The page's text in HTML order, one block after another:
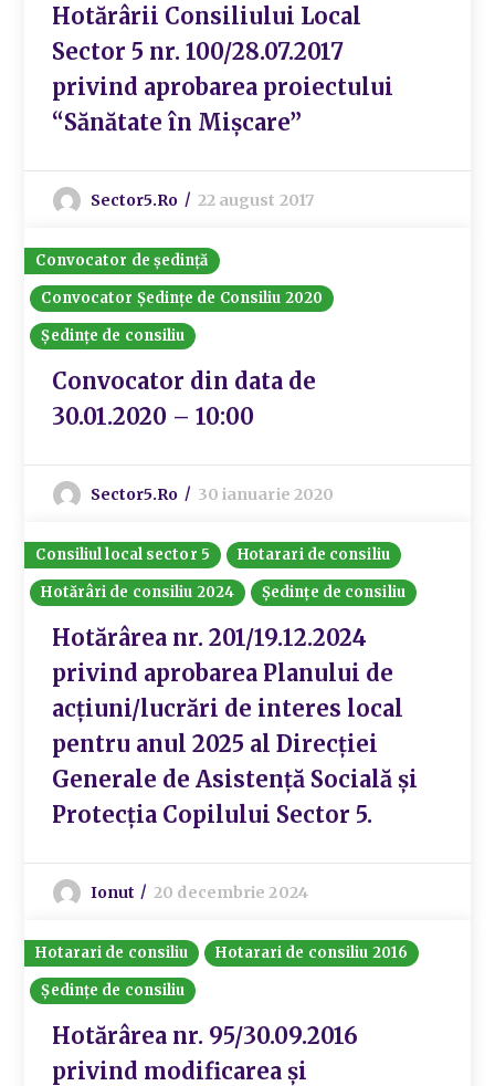
Hotărârii Consiliului Local
Sector 5 nr. 100/28.07.2017
privind aprobarea proiectului
“Sănătate în Mișcare”
Sector5.ro 22 august 2017
Convocator de ședință
Convocator Ședințe de Consiliu 2020
Ședințe de consiliu
Convocator din data de
30.01.2020 – 10:00
Sector5.ro 30 ianuarie 2020
Consiliul local sector 5
Hotarari de consiliu
Hotărâri de consiliu 2024
Ședințe de consiliu
Hotărârea nr. 201/19.12.2024
privind aprobarea Planului de
acțiuni/lucrări de interes local
pentru anul 2025 al Direcției
Generale de Asistență Socială și
Protecția Copilului Sector 5.
Ionut 20 decembrie 2024
Hotarari de consiliu
Hotarari de consiliu 2016
Ședințe de consiliu
Hotărârea nr. 95/30.09.2016
privind modificarea și